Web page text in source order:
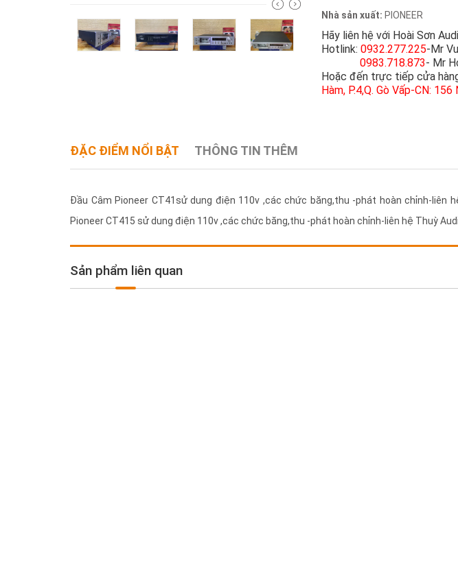
Nhà sản xuất: PIONEER
Hãy liên hệ với Hoài Sơn
Hotlink: 0932.277.225-Mr
0983.718.873- Mr
Hoặc đến trực tiếp cửa
Hàm, P.4,Q. Gò Vấp-CN: 156
ĐẶC ĐIỂM NỔI BẬT THÔNG TIN THÊM
Đầu Câm Pioneer CT41sử dung điện 110v ,các chức băng,thu -phát hoàn chỉnh-liên
Pioneer CT415 sử dung điện 110v ,các chức băng,thu -phát hoàn chỉnh-liên hệ Thuỳ
Sản phẩm liên quan